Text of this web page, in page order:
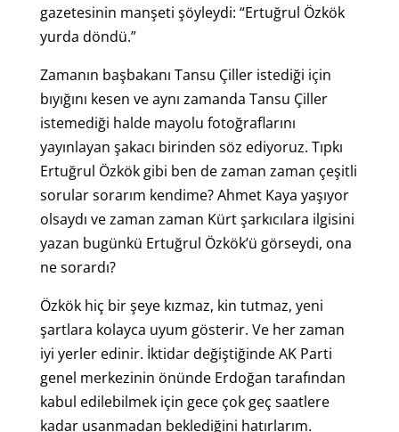
gazetesinin manşeti şöyleydi: “Ertuğrul Özkök
yurda döndü.”
Zamanın başbakanı Tansu Çiller istediği için
bıyığını kesen ve aynı zamanda Tansu Çiller
istemediği halde mayolu fotoğraflarını
yayınlayan şakacı birinden söz ediyoruz. Tıpkı
Ertuğrul Özkök gibi ben de zaman zaman çeşitli
sorular sorarım kendime? Ahmet Kaya yaşıyor
olsaydı ve zaman zaman Kürt şarkıcılara ilgisini
yazan bugünkü Ertuğrul Özkök’ü görseydi, ona
ne sorardı?
Özkök hiç bir şeye kızmaz, kin tutmaz, yeni
şartlara kolayca uyum gösterir. Ve her zaman
iyi yerler edinir. İktidar değiştiğinde AK Parti
genel merkezinin önünde Erdoğan tarafından
kabul edilebilmek için gece çok geç saatlere
kadar usanmadan beklediğini hatırlarım.